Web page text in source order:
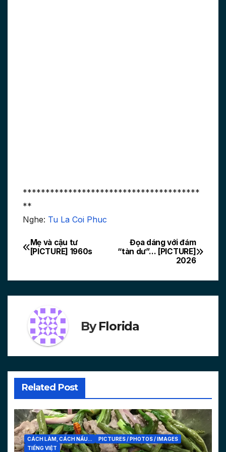
***************************************
**
Nghe: Tu La Coi Phuc
Post
Đọa dáng với đám
“tàn dư”… [PICTURE]
2026
Mẹ và cậu tư
[PICTURE] 1960s
ByFlorida
Related Post
CÁCH LÀM, CÁCH NẤU...
PICTURES / PHOTOS / IMAGES
TIẾNG VIỆT